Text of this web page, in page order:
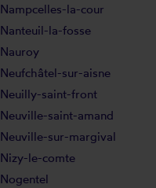
Nampcelles-la-cour
Nanteuil-la-fosse
Nauroy
Neufchâtel-sur-aisne
Neuilly-saint-front
Neuville-saint-amand
Neuville-sur-margival
Nizy-le-comte
Nogentel